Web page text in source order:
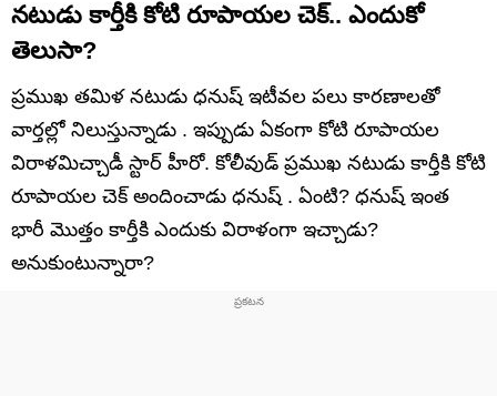
నటుడు కార్తీకి కోటి రూపాయల చెక్.. ఎందుకో
తెలుసా?
ప్రముఖ తమిళ నటుడు ధనుష్ ఇటీవల పలు కారణాలతో
వార్తల్లో నిలుస్తున్నాడు . ఇప్పుడు ఏకంగా కోటి రూపాయల
విరాళమిచ్చాడీ స్టార్ హీరో. కోలీవుడ్ ప్రముఖ నటుడు కార్తీకి కోటి
రూపాయల చెక్ అందించాడు ధనుష్ . ఏంటి? ధనుష్ ఇంత
భారీ మొత్తం కార్తీకి ఎందుకు విరాళంగా ఇచ్చాడు?
అనుకుంటున్నారా?